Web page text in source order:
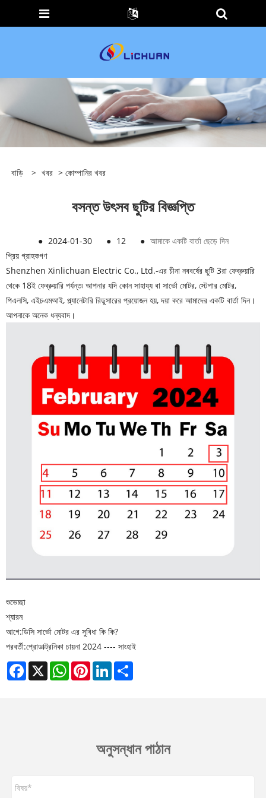
বাড়ি > খবর > কোম্পানির খবর
বসন্ত উৎসব ছুটির বিজ্ঞপ্তি
● 2024-01-30 ● 12 ● আমাকে একটি বার্তা ছেড়ে দিন
প্রিয় গ্রাহকগণ
Shenzhen Xinlichuan Electric Co., Ltd.-এর চীনা নববর্ষের ছুটি 3রা ফেব্রুয়ারি
থেকে 18ই ফেব্রুয়ারি পর্যন্ত৷ আপনার যদি কোন সাহায্য বা সার্ভো মোটর, স্টেপার মোটর,
পিএলসি, এইচএমআই, প্ল্যানেটারি রিডুসারের প্রয়োজন হয়, দয়া করে আমাদের একটি বার্তা দিন।
আপনাকে অনেক ধন্যবাদ।
শুভেচ্ছা
শ্যারন
আগে:ডিসি সার্ভো মোটর এর সুবিধা কি কি?
পরবর্তী:প্রোডাক্ট্রনিকা চায়না 2024 ---- সাংহাই
Facebook
X WhatsAppPinterestLinkedIn
অনুসন্ধান পাঠান